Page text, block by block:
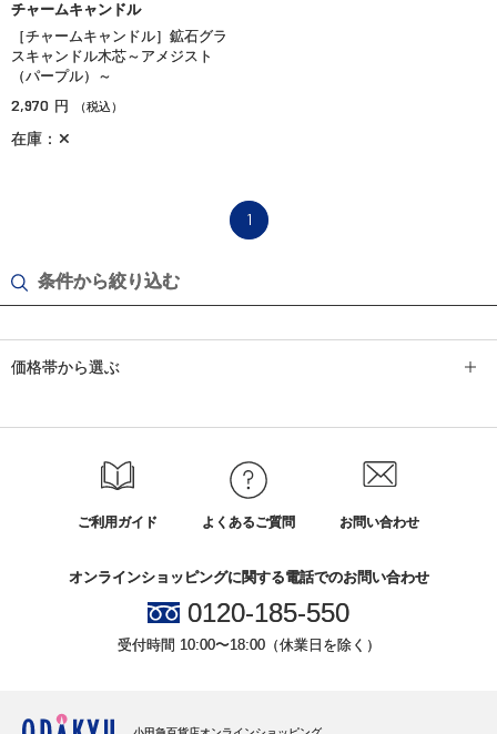
条件から絞り込む
価格帯から選ぶ
チャームキャンドル
［チャームキャンドル］鉱石グラ
スキャンドル木芯～アメジスト
（パープル）～
2,970 円 （税込）
在庫：✕
1
ご利用ガイド よくあるご質問 お問い合わせ
オンラインショッピングに関する電話でのお問い合わせ
0120-185-550
受付時間 10:00〜18:00（休業日を除く）